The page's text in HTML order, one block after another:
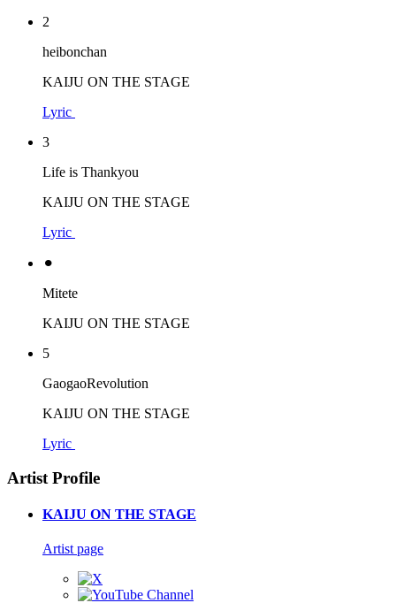
2
heibonchan
KAIJU ON THE STAGE
Lyric
3
Life is Thankyou
KAIJU ON THE STAGE
Lyric
⚫︎
Mitete
KAIJU ON THE STAGE
5
GaogaoRevolution
KAIJU ON THE STAGE
Lyric
Artist Profile
KAIJU ON THE STAGE
Artist page